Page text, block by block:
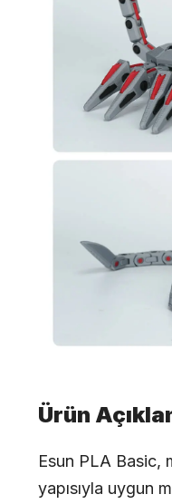
Ürün
Esun PLA Basic,
yapısıyla uygun